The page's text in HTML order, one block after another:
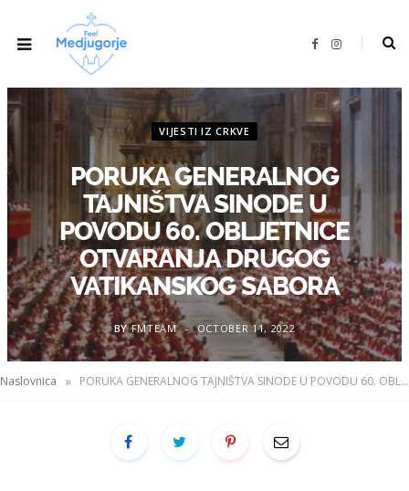
F
b
o
o
k
I
a
VIJESTI IZ CRKVE
PORUKA GENERALNOG
TAJNIŠTVA SINODE U
POVODU 60. OBLJETNICE
OTVARANJA DRUGOG
VATIKANSKOG SABORA
BY FMTEAM OCTOBER 11, 2022
Naslovnica » PORUKA GENERALNOG TAJNIŠTVA SINODE U POVODU 60. OBLJETNICE OTVARANJA DRUGOG VATIKANSKOG SABORA